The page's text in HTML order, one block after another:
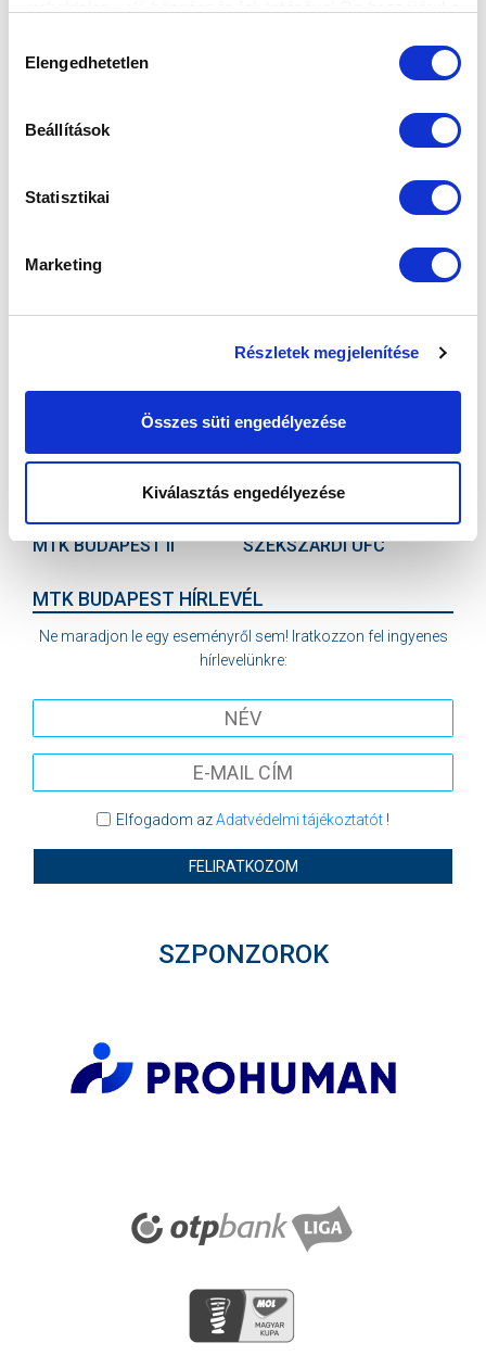
kiválasztása
Elengedhetetlen
Beállítások
Statisztikai
Marketing
Részletek megjelenítése
Összes süti engedélyezése
Kiválasztás engedélyezése
FŐVÁROSI RANGADÓN ARATOTT
SIKERREL KEZDTÜK A BAJNOKSÁGOT
2026-08-08
MTK BUDAPEST II
VS
SZEKSZÁRDI UFC
MTK BUDAPEST HÍRLEVÉL
Ne maradjon le egy eseményről sem! Iratkozzon fel ingyenes
hírlevelünkre:
Elfogadom azAdatvédelmi tájékoztatót!
FELIRATKOZOM
SZPONZOROK